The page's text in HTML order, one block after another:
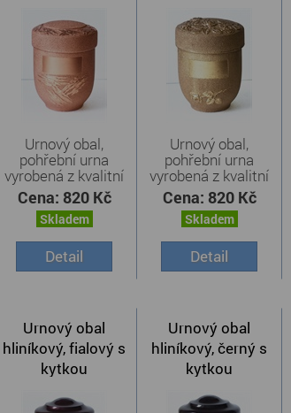
Urnový obal,
pohřební urna
vyrobená z kvalitní
...
Cena: 820 Kč
Skladem
Detail
Urnový obal,
pohřební urna
vyrobená z kvalitní
...
Cena: 820 Kč
Skladem
Detail
Urnový obal
hliníkový, fialový s
kytkou
Urnový obal
hliníkový, černý s
kytkou